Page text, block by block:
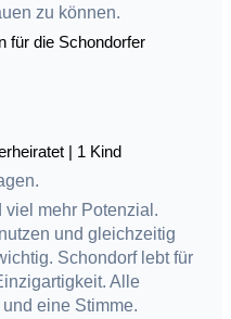
zu können.
| 1 Kind
viel mehr Potenzial.
und gleichzeitig
Schondorf lebt für
Alle
eine Stimme.